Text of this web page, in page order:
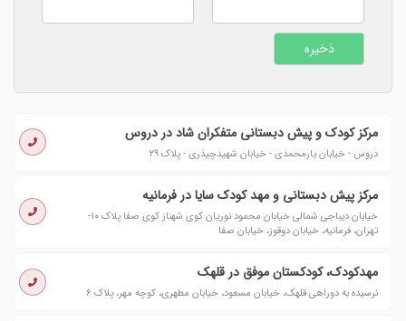
مرکز کودک و پیش دبستانی متفکران شاد در دروس
دروس - خیابان یارمحمدی - خیابان شهیدچیذری - پلاک ۲۹
مرکز پیش دبستانی و مهد کودک سایا در فرمانیه
خیابان دیباجی شمالی خیابان محمود نوریان کوی شهناز کوی صفا پلاک ۱۰-
تهران، فرمانیه، خیابان دوقوز، خیابان صفا
مهدکودک، کودکستان موفق در قلهک
نرسیده به دوراهی قلهک، خیابان مسعود، خیابان مطهری، کوچه مهر، پلاک ۶